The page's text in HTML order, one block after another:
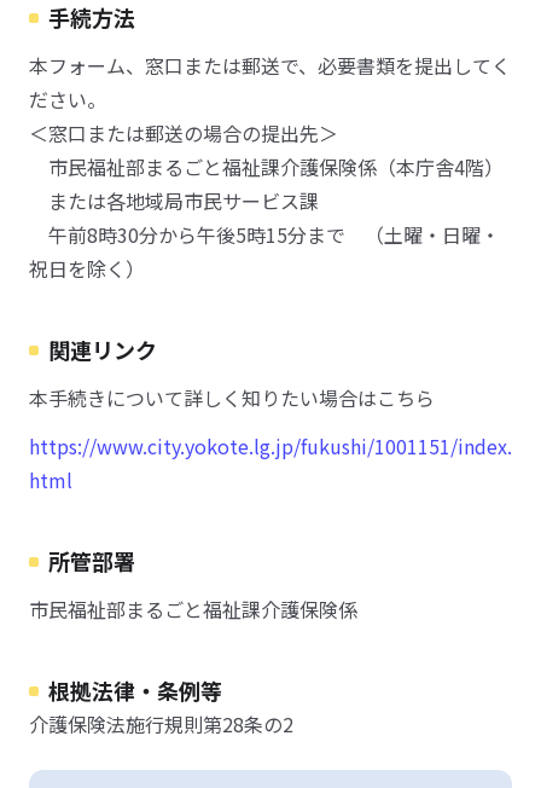
手続方法
本フォーム、窓口または郵送で、必要書類を提出してく
ださい。
＜窓口または郵送の場合の提出先＞
市民福祉部まるごと福祉課介護保険係（本庁舎4階）
または各地域局市民サービス課
午前8時30分から午後5時15分まで （土曜・日曜・
祝日を除く）
関連リンク
本手続きについて詳しく知りたい場合はこちら
https://www.city.yokote.lg.jp/fukushi/1001151/index.
html
所管部署
市民福祉部まるごと福祉課介護保険係
根拠法律・条例等
介護保険法施行規則第28条の2